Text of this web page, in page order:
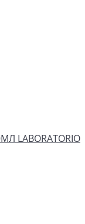
LABORATORIO